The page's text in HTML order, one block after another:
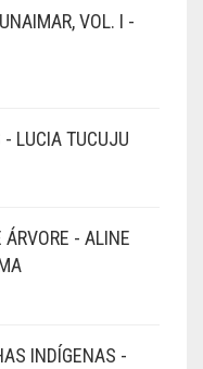
VOL. I -
- LUCIA TUCUJU
- ALINE
INDÍGENAS -